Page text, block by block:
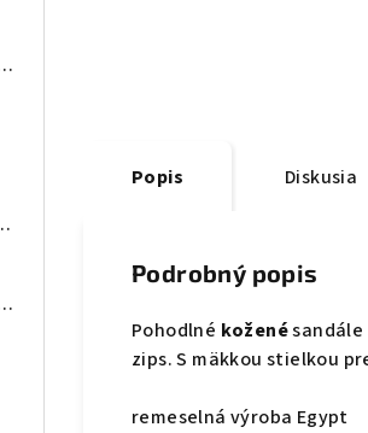
Style NS008 čierne
52989A Royal blue
Style NS075 sivé
Popis Diskusia
Podrobný popis
Pohodlné kožené
zips. S mäkkou stielkou
remeselná výroba Egypt